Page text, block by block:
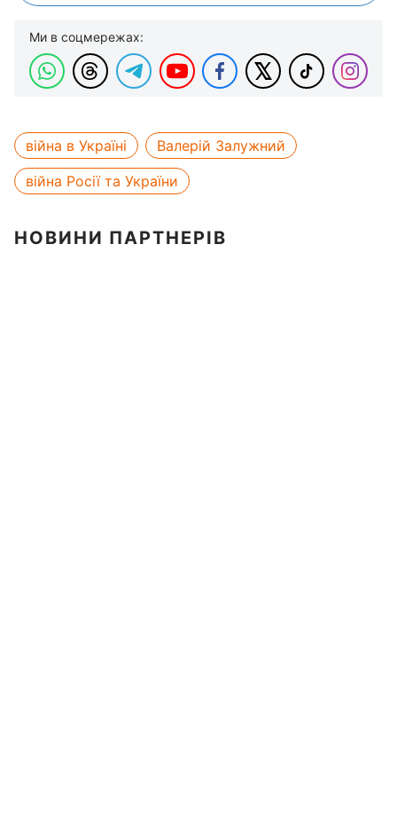
Ми в соцмережах:
війна в Україні
Валерій Залужний
війна Росії та України
НОВИНИ ПАРТНЕРІВ